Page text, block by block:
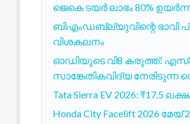
ജെകെ ടയർ ലാഭം 80%
ബിഎംഡബ്ല്യുവിന്റെ
വിശകലനം
ഓഡിയുടെ വി8 കരുത്ത്:
സാങ്കേതികവിദ്യ നേരിടുന്ന
Tata Sierra EV 2026: ₹17.5
Honda City Facelift 2026